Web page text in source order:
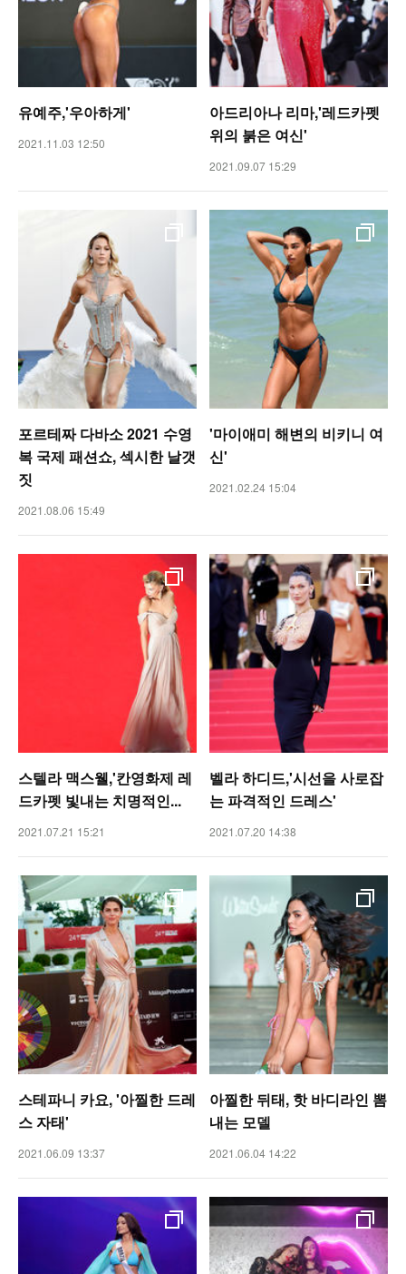
유예주,'우아하게'
2021.11.03 12:50
아드리아나 리마,'레드카펫
위의 붉은 여신'
2021.09.07 15:29
포르테짜 다바소 2021 수영
복 국제 패션쇼, 섹시한 날갯
짓
2021.08.06 15:49
'마이애미 해변의 비키니 여
신'
2021.02.24 15:04
스텔라 맥스웰,'칸영화제 레
드카펫 빛내는 치명적인...
2021.07.21 15:21
벨라 하디드,'시선을 사로잡
는 파격적인 드레스'
2021.07.20 14:38
스테파니 카요, '아찔한 드레
스 자태'
2021.06.09 13:37
아찔한 뒤태, 핫 바디라인 뽐
내는 모델
2021.06.04 14:22